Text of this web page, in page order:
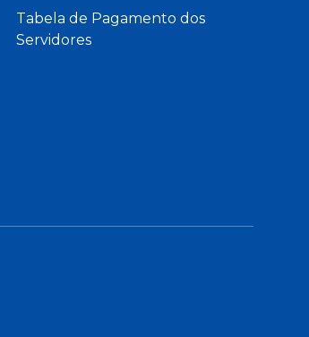
Tabela de Pagamento dos
Servidores